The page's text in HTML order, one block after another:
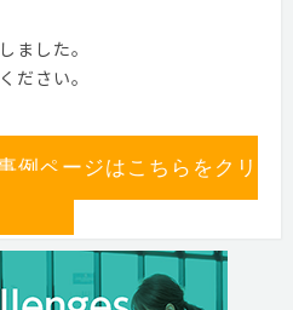
ました。
ださい。
例ページはこちらをクリ